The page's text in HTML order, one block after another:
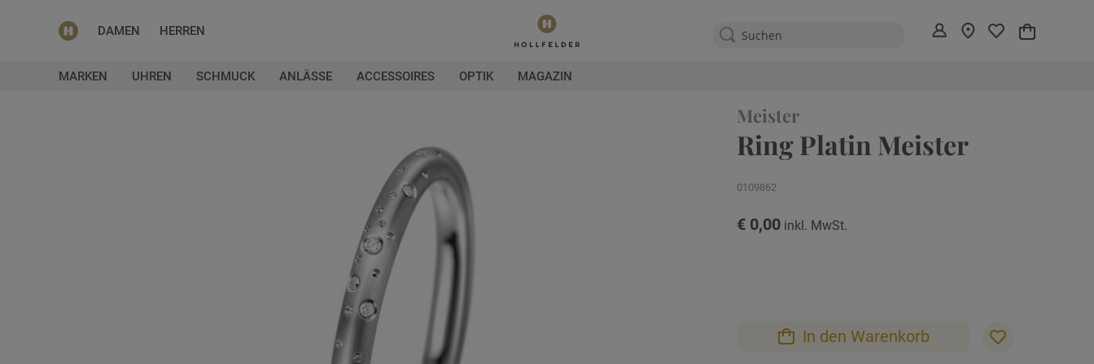
DAMEN HERREN Mein
MARKEN UHREN SCHMUCK ANLÄSSE ACCESSOIRES OPTIK MAGAZIN
Meister
Ring Platin Meister
0109862
€ 0,00
In den Warenkorb